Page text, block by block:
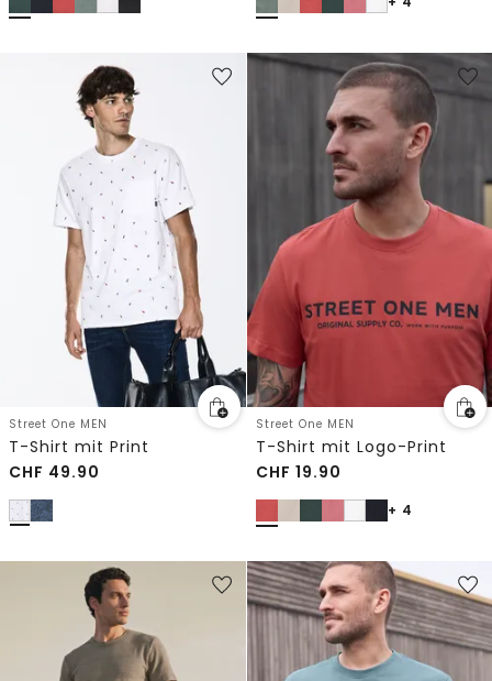
Street One MEN
T-Shirt mit Print
CHF 49.90
Street One MEN
T-Shirt mit Logo-Print
CHF 19.90
+ 4